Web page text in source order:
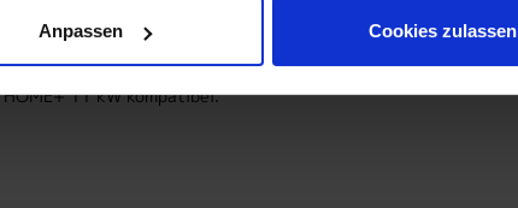
Anpassen Cookies zulassen
11 kW kompatibel.